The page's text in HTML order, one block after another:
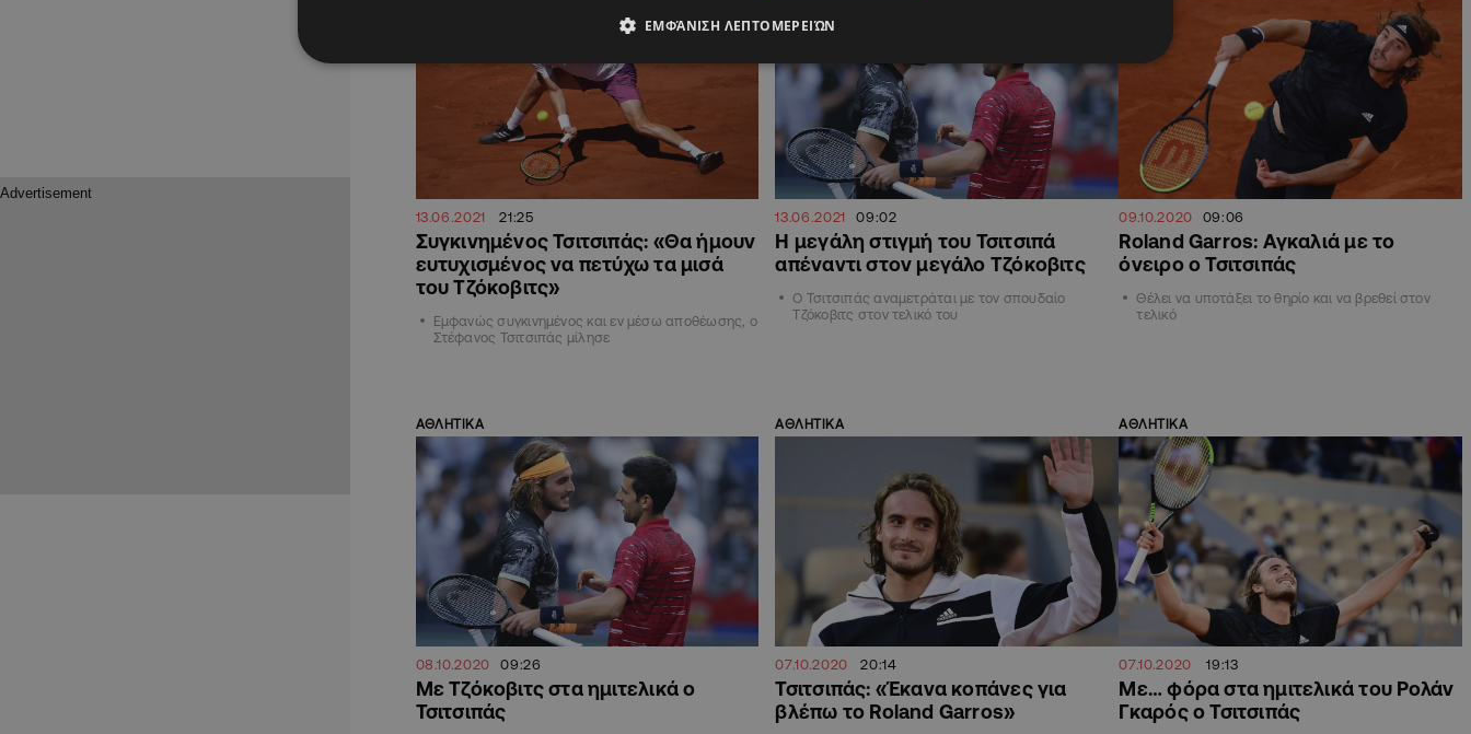
13.06.2021 21:25
Συγκινημένος Τσιτσιπάς: «Θα ήμουν
ευτυχισμένος να πετύχω τα μισά
του Τζόκοβιτς»
Εμφανώς συγκινημένος και εν μέσω αποθέωσης, ο
Στέφανος Τσιτσιπάς μίλησε
13.06.2021 09:02
Η μεγάλη στιγμή του Τσιτσιπά
απέναντι στον μεγάλο Τζόκοβιτς
Ο Τσιτσιπάς αναμετράται με τον σπουδαίο
Τζόκοβιτς στον τελικό του
09.10.2020 09:06
Roland Garros: Αγκαλιά με το
όνειρο ο Τσιτσιπάς
Θέλει να υποτάξει το θηρίο και να βρεθεί στον
τελικό
ΑΘΛΗΤΙΚΑ
08.10.2020 09:26
Με Τζόκοβιτς στα ημιτελικά ο
Τσιτσιπάς
ΑΘΛΗΤΙΚΑ
07.10.2020 20:14
Τσιτσιπάς: «Έκανα κοπάνες για
βλέπω το Roland Garros»
ΑΘΛΗΤΙΚΑ
07.10.2020 19:13
Με… φόρα στα ημιτελικά του Ρολάν
Γκαρός ο Τσιτσιπάς
ΕΜΦΆΝΙΣΗ ΛΕΠΤΟΜΕΡΕΙΏΝ